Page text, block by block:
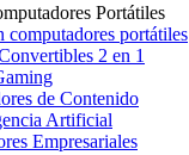
Portátiles
computadores portátiles
2 en 1
de Contenido
Artificial
Empresariales